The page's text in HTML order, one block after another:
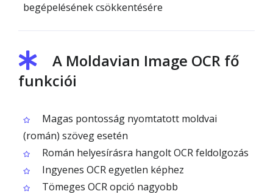
begépelésének csökkentésére
A Moldavian Image OCR fő
funkciói
Magas pontosság nyomtatott moldvai
(román) szöveg esetén
Román helyesírásra hangolt OCR feldolgozás
Ingyenes OCR egyetlen képhez
Tömeges OCR opció nagyobb